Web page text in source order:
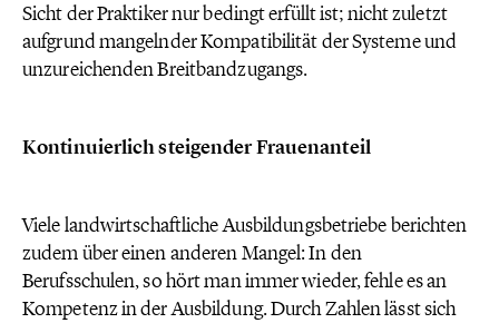
Sicht der Praktiker nur bedingt erfüllt ist; nicht zuletzt
aufgrund mangelnder Kompatibilität der Systeme und
unzureichenden Breitbandzugangs.
Kontinuierlich steigender Frauenanteil
Viele landwirtschaftliche Ausbildungsbetriebe berichten
zudem über einen anderen Mangel: In den
Berufsschulen, so hört man immer wieder, fehle es an
Kompetenz in der Ausbildung. Durch Zahlen lässt sich